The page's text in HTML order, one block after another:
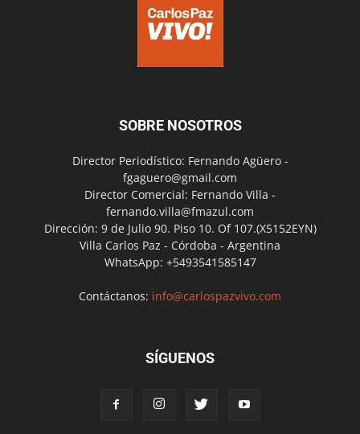
SOBRE NOSOTROS
Director Periodístico: Fernando Agüero -
fgaguero@gmail.com
Director Comercial: Fernando Villa -
fernando.villa@fmazul.com
Dirección: 9 de Julio 90. Piso 10. Of 107.(X5152EYN)
Villa Carlos Paz - Córdoba - Argentina
WhatsApp: +5493541585147
Contáctanos: info@carlospazvivo.com
SÍGUENOS